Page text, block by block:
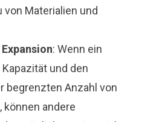
Materialien und
: Wenn ein
und den
begrenzten Anzahl von
können andere